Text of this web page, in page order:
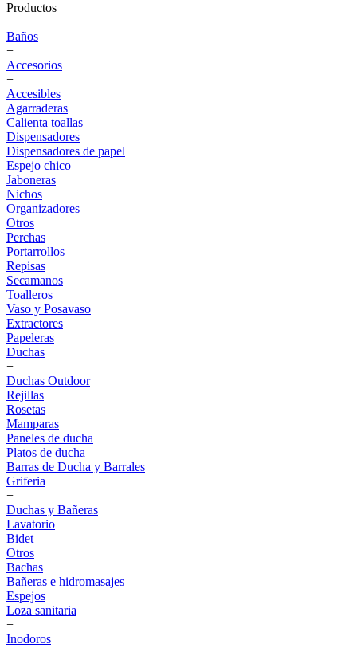
Productos
+
Baños
+
Accesorios
+
Accesibles
Agarraderas
Calienta toallas
Dispensadores
Dispensadores de papel
Espejo chico
Jaboneras
Nichos
Organizadores
Otros
Perchas
Portarrollos
Repisas
Secamanos
Toalleros
Vaso y Posavaso
Extractores
Papeleras
Duchas
+
Duchas Outdoor
Rejillas
Rosetas
Mamparas
Paneles de ducha
Platos de ducha
Barras de Ducha y Barrales
Griferia
+
Duchas y Bañeras
Lavatorio
Bidet
Otros
Bachas
Bañeras e hidromasajes
Espejos
Loza sanitaria
+
Inodoros